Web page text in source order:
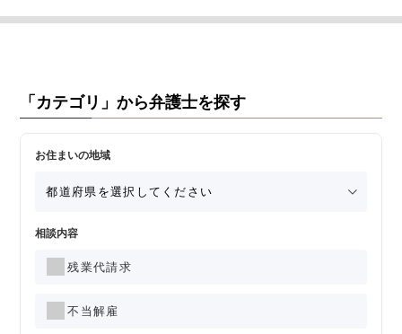
「カテゴリ」から弁護士を探す
お住まいの地域
相談内容
残業代請求
不当解雇